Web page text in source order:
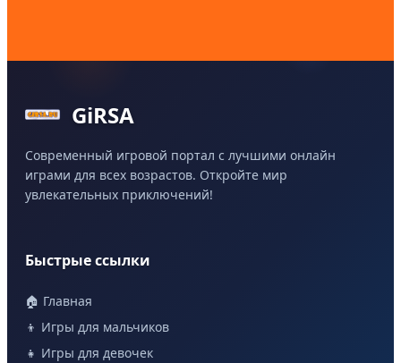
GiRSA
Современный игровой портал с лучшими онлайн
играми для всех возрастов. Откройте мир
увлекательных приключений!
Быстрые ссылки
🏠 Главная
👦 Игры для мальчиков
👧 Игры для девочек